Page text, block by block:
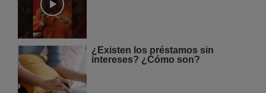
¿Existen los préstamos sin
intereses? ¿Cómo son?